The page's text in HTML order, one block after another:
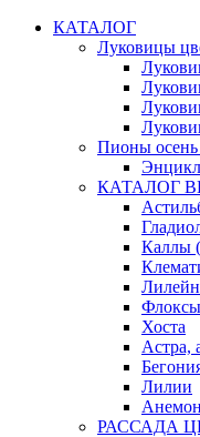
КАТАЛОГ
Луковицы
Пионы осень
КАТАЛОГ
Каллы
Флоксы
Хоста
Астра,
Лилии
РАССАДА